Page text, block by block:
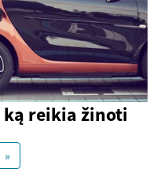
reikia žinoti
»